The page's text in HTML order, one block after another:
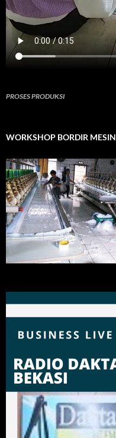
PROSES PRODUKSI
WORKSHOP BORDIR MESIN